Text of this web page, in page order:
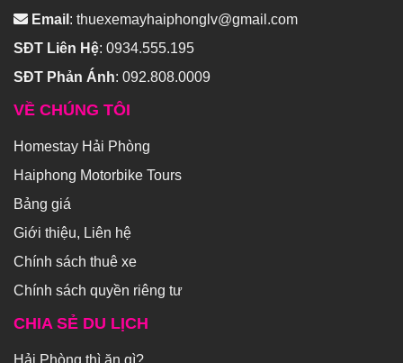
Email : thuexemayhaiphonglv@gmail.com
SĐT Liên Hệ: 0934.555.195
SĐT Phản Ánh: 092.808.0009
VỀ CHÚNG TÔI
Homestay Hải Phòng
Haiphong Motorbike Tours
Bảng giá
Giới thiệu, Liên hệ
Chính sách thuê xe
Chính sách quyền riêng tư
CHIA SẺ DU LỊCH